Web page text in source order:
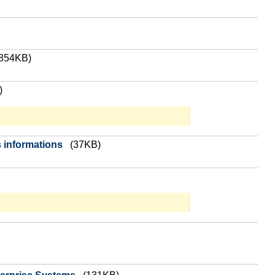
informations (37KB)